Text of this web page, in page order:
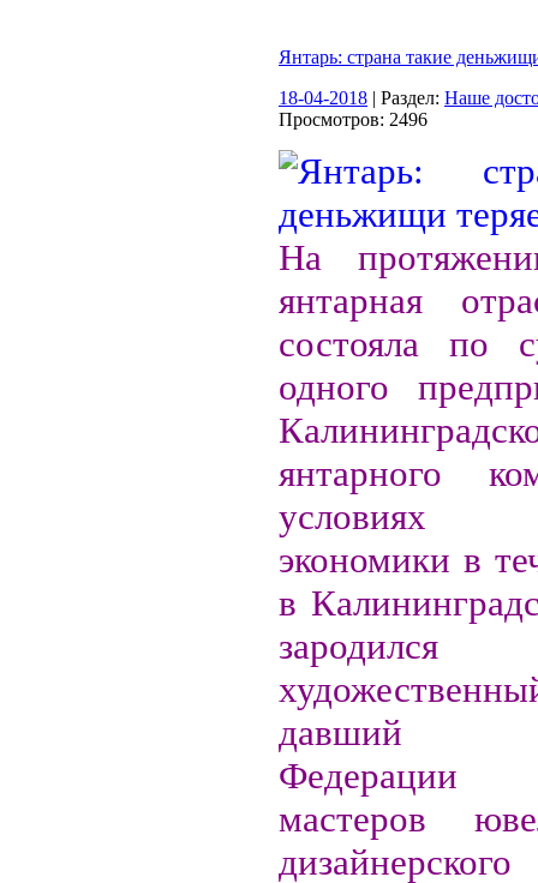
Янтарь: страна такие
18-04-2018 | Раздел: Наше
Просмотров: 2496
На
янтарная
состояла по
одного
янтарного
условиях
экономики в
в
зародился
давший
Федерации
мастеров